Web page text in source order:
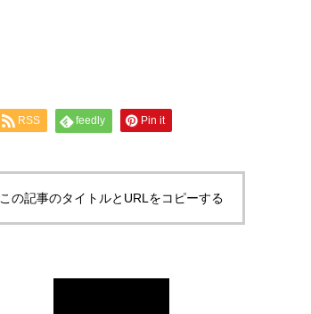
RSS feedly Pin it
この記事のタイトルとURLをコピーする